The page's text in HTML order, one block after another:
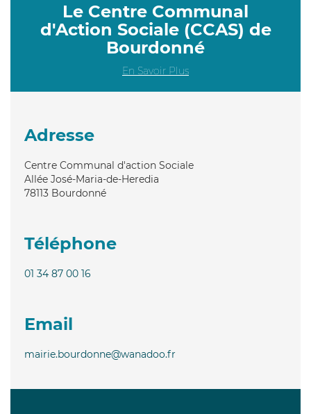
Le Centre Communal
d'Action Sociale (CCAS) de
Bourdonné
En Savoir Plus
Adresse
Centre Communal d'action Sociale
Allée José-Maria-de-Heredia
78113 Bourdonné
Téléphone
01 34 87 00 16
Email
mairie.bourdonne@wanadoo.fr